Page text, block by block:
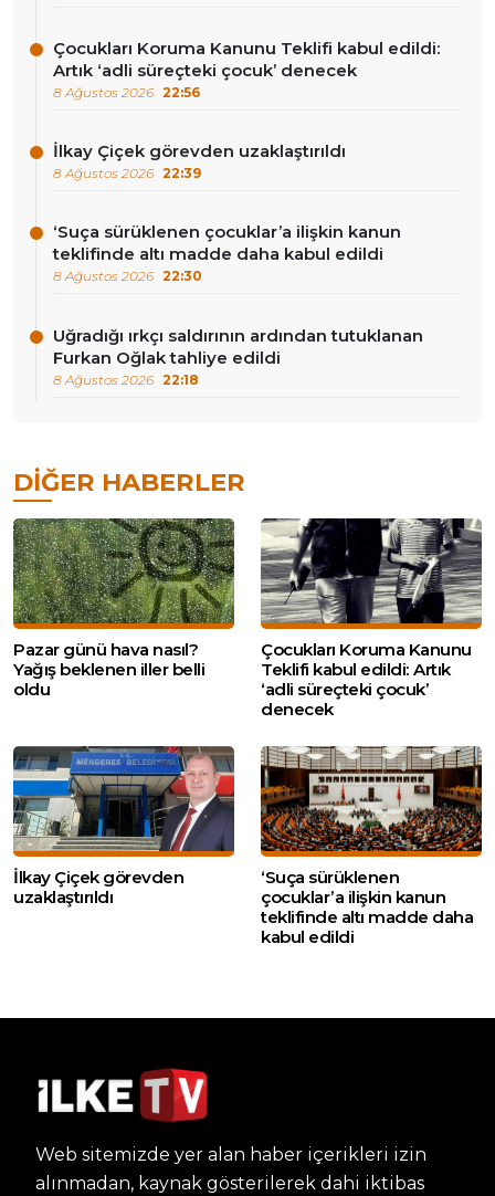
Çocukları Koruma Kanunu Teklifi kabul edildi:
Artık ‘adli süreçteki çocuk’ denecek
8 Ağustos 2026 22:56
İlkay Çiçek görevden uzaklaştırıldı
8 Ağustos 2026 22:39
‘Suça sürüklenen çocuklar’a ilişkin kanun
teklifinde altı madde daha kabul edildi
8 Ağustos 2026 22:30
Uğradığı ırkçı saldırının ardından tutuklanan
Furkan Oğlak tahliye edildi
8 Ağustos 2026 22:18
DIĞER HABERLER
Pazar günü hava nasıl?
Yağış beklenen iller belli
oldu
Çocukları Koruma Kanunu
Teklifi kabul edildi: Artık
‘adli süreçteki çocuk’
denecek
İlkay Çiçek görevden
uzaklaştırıldı
‘Suça sürüklenen
çocuklar’a ilişkin kanun
teklifinde altı madde daha
kabul edildi
Web sitemizde yer alan haber içerikleri izin
alınmadan, kaynak gösterilerek dahi iktibas